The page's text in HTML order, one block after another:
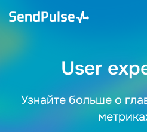
User
Узнайте больше о